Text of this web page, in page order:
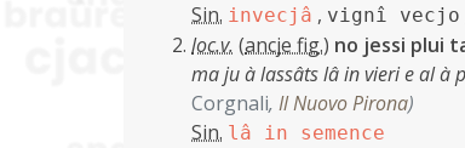
Sin. invecjâ , vignî vecjo
loc.v. (ancje fig.) no jessi plui
ma ju à lassâts lâ in vieri e al à
Corgnali, Il Nuovo Pirona)
Sin. lâ in semence